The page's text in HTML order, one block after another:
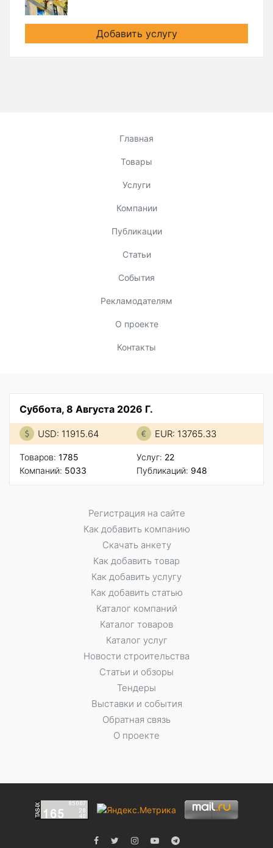
Добавить услугу
Главная
Товары
Услуги
Компании
Публикации
Статьи
События
Рекламодателям
О проекте
Контакты
Суббота, 8 Августа 2026 Г.
USD: 11915.64 EUR: 13765.33
Товаров: 1785
Компаний: 5033
Услуг: 22
Публикаций: 948
Регистрация на сайте
Как добавить компанию
Скачать анкету
Как добавить товар
Как добавить услугу
Как добавить статью
Каталог компаний
Каталог товаров
Каталог услуг
Новости строительства
Статьи и обзоры
Тендеры
Выставки и события
Обратная связь
О проекте